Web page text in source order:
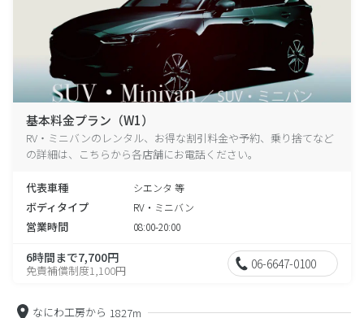
基本料金プラン（W1）
RV・ミニバンのレンタル、お得な割引料金や予約、乗り捨てなど
の詳細は、こちらから各店舗にお電話ください。
代表車種 シエンタ 等
ボディタイプ RV・ミニバン
営業時間 08:00-20:00
6時間まで7,700円
免責補償制度1,100円 06-6647-0100
なにわ工房から 1827m